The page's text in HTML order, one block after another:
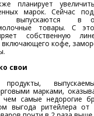
планирует
марок. Сейчас
выпускаются в
товары. С
собственную
включающего кофе,
свои
марками,
чем самые недорогие
выгода ритейлера от